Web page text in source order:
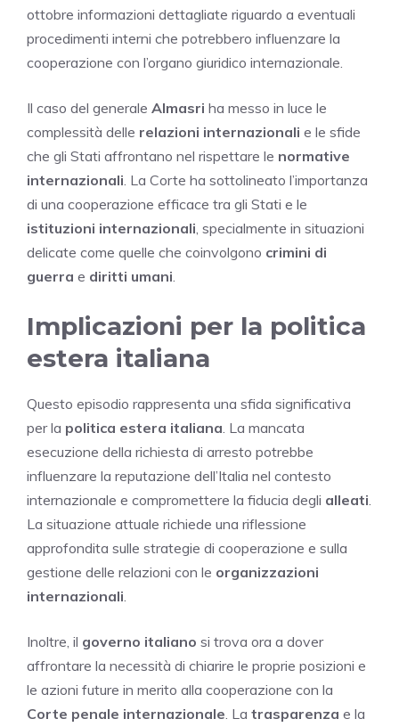
ottobre informazioni dettagliate riguardo a eventuali
procedimenti interni che potrebbero influenzare la
cooperazione con l’organo giuridico internazionale.
Il caso del generale Almasri ha messo in luce le
complessità delle relazioni internazionali e le sfide
che gli Stati affrontano nel rispettare le normative
internazionali . La Corte ha sottolineato l’importanza
di una cooperazione efficace tra gli Stati e le
istituzioni internazionali , specialmente in situazioni
delicate come quelle che coinvolgono crimini di
guerra e diritti umani
Implicazioni per la politica
estera italiana
Questo episodio rappresenta una sfida significativa
per la politica estera italiana . La mancata
esecuzione della richiesta di arresto potrebbe
influenzare la reputazione dell’Italia nel contesto
internazionale e compromettere la fiducia degli alleati
La situazione attuale richiede una riflessione
approfondita sulle strategie di cooperazione e sulla
gestione delle relazioni con le organizzazioni
internazionali
Inoltre, il governo italiano si trova ora a dover
affrontare la necessità di chiarire le proprie posizioni e
le azioni future in merito alla cooperazione con la
Corte penale internazionale . La trasparenza e la